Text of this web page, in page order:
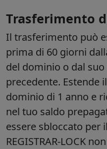
Trasferimento
Il trasferimento può
prima di 60 giorni
del dominio o dal
precedente. Estende
dominio di 1 anno e
nel tuo saldo
essere sbloccato per
REGISTRAR-LOCK